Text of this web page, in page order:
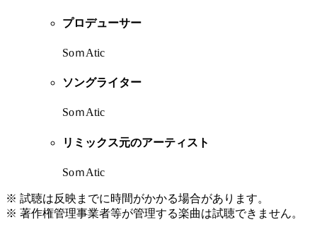
プロデューサー
SoｍAtic
ソングライター
SoｍAtic
リミックス元のアーティスト
SoｍAtic
※ 試聴は反映までに時間がかかる場合があります。
※ 著作権管理事業者等が管理する楽曲は試聴できません。